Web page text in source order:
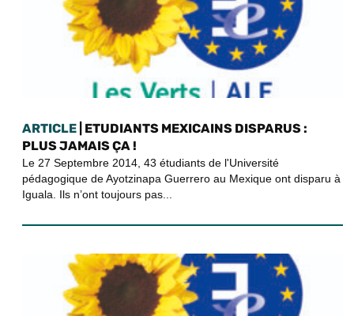
ARTICLE | ETUDIANTS MEXICAINS DISPARUS :
PLUS JAMAIS ÇA !
Le 27 Septembre 2014, 43 étudiants de l'Université
pédagogique de Ayotzinapa Guerrero au Mexique ont disparu à
Iguala. Ils n’ont toujours pas...